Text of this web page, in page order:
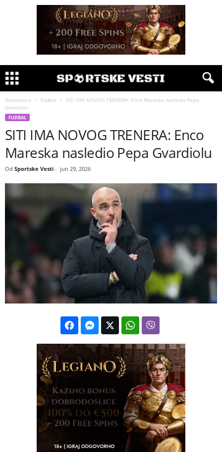
Naslovnica Fudbal
SITI IMA NOVOG TRENERA: Enco Mareska nasledio Pepa
Gvardiolu
FUDBAL
SITI IMA NOVOG TRENERA: Enco
Mareska nasledio Pepa Gvardiolu
Od Sportske Vesti - jun 29, 2026